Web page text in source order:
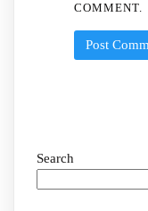
COMMENT.
Search